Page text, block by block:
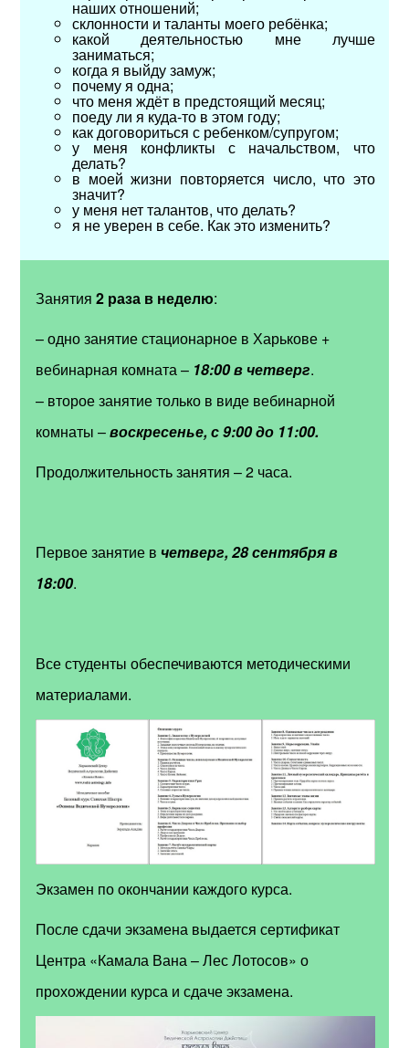
наших отношений;
склонности и таланты моего ребёнка;
какой деятельностью мне лучше
заниматься;
когда я выйду замуж;
почему я одна;
что меня ждёт в предстоящий месяц;
поеду ли я куда-то в этом году;
как договориться с ребенком/супругом;
у меня конфликты с начальством, что
делать?
в моей жизни повторяется число, что это
значит?
у меня нет талантов, что делать?
я не уверен в себе. Как это изменить?
Занятия2 раза в неделю:
– одно занятие стационарное в Харькове +
вебинарная комната – 18:00 в четверг.
– второе занятие только в виде вебинарной
комнаты –воскресенье, с 9:00 до 11:00.
Продолжительность занятия–2 часа.
Первое занятие вчетверг, 28 сентября в
18:00.
Все студенты обеспечиваются методическими
материалами.
Экзамен по окончании каждого курса.
После сдачи экзамена выдается сертификат
Центра «Камала Вана – Лес Лотосов» о
прохождении курса и сдаче экзамена.